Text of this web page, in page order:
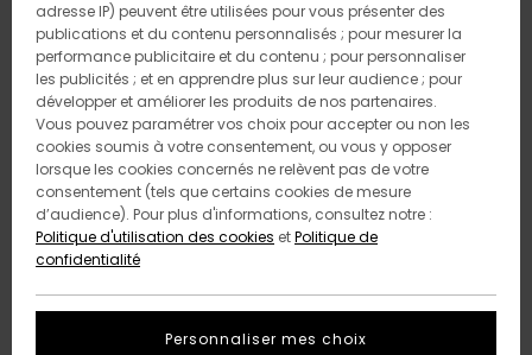
adresse IP) peuvent être utilisées pour vous présenter des
publications et du contenu personnalisés ; pour mesurer la
performance publicitaire et du contenu ; pour personnaliser
les publicités ; et en apprendre plus sur leur audience ; pour
développer et améliorer les produits de nos partenaires.
Vous pouvez paramétrer vos choix pour accepter ou non les
cookies soumis à votre consentement, ou vous y opposer
lorsque les cookies concernés ne relèvent pas de votre
consentement (tels que certains cookies de mesure
d’audience). Pour plus d'informations, consultez notre :
Politique d'utilisation des cookies etPolitique de
confidentialité
Personnaliser mes choix